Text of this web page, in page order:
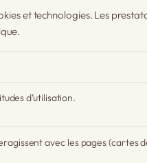
et technologies. Les
d’utilisation.
avec les pages (cartes